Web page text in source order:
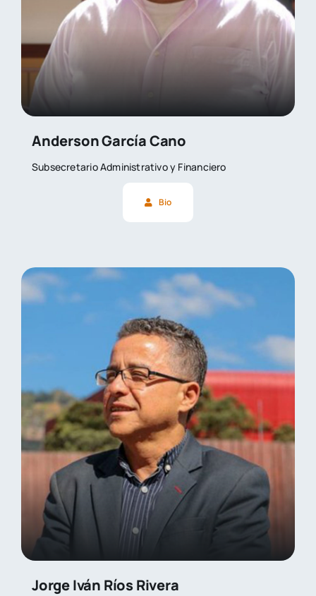
Anderson García Cano
Subsecretario Administrativo y Financiero
Bio
Jorge Iván Ríos Rivera